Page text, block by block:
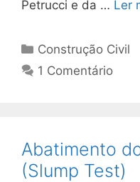
Petrucci e da … Ler
Construção Civil
1 Comentário
Abatimento
(Slump Test)